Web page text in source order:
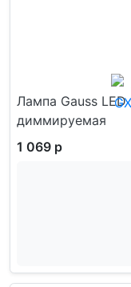
Лампа Gauss
диммируемая
1 069 р